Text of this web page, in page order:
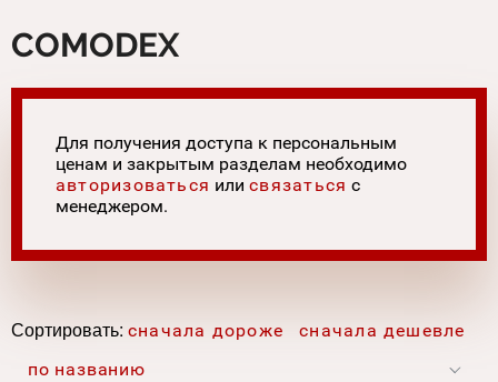
COMODEX
Для получения доступа к персональным
ценам и закрытым разделам необходимо
авторизоваться илисвязаться с
менеджером.
Сортировать: сначала дороже
сначала дешевле
по названию